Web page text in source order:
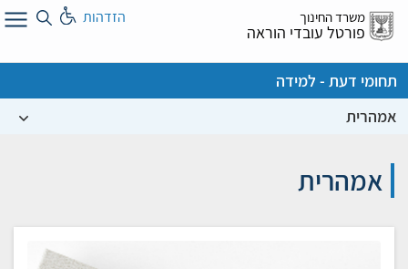
דלג
אל
משרד החינוך
פורטל עובדי הוראה
הזדהות
תחומי דעת - למידה
אמהרית
אמהרית